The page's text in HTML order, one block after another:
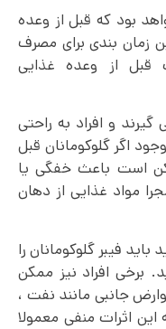
بود که قبل از وعده
زمان بندی برای مصرف
از وعده غذایی
و افراد به راحتی
اگر گلوکومانان قبل
است باعث خفگی یا
مواد غذایی از دهان
فیبر گلوکومانان را
برخی افراد نیز ممکن
جانبی مانند نفت ،
این اثرات منفی معمولا